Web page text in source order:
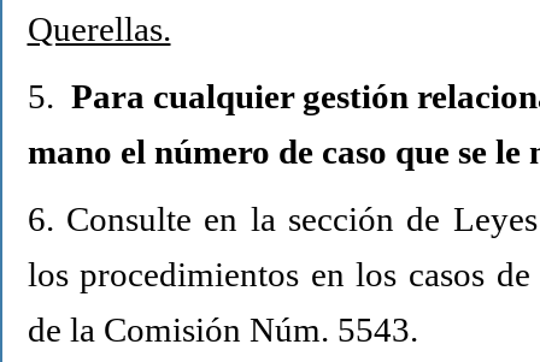
Querellas.
5. Para cualquier gestión
mano el número de caso que se
6. Consulte en la sección de
los procedimientos en los casos
de la Comisión Núm. 5543.